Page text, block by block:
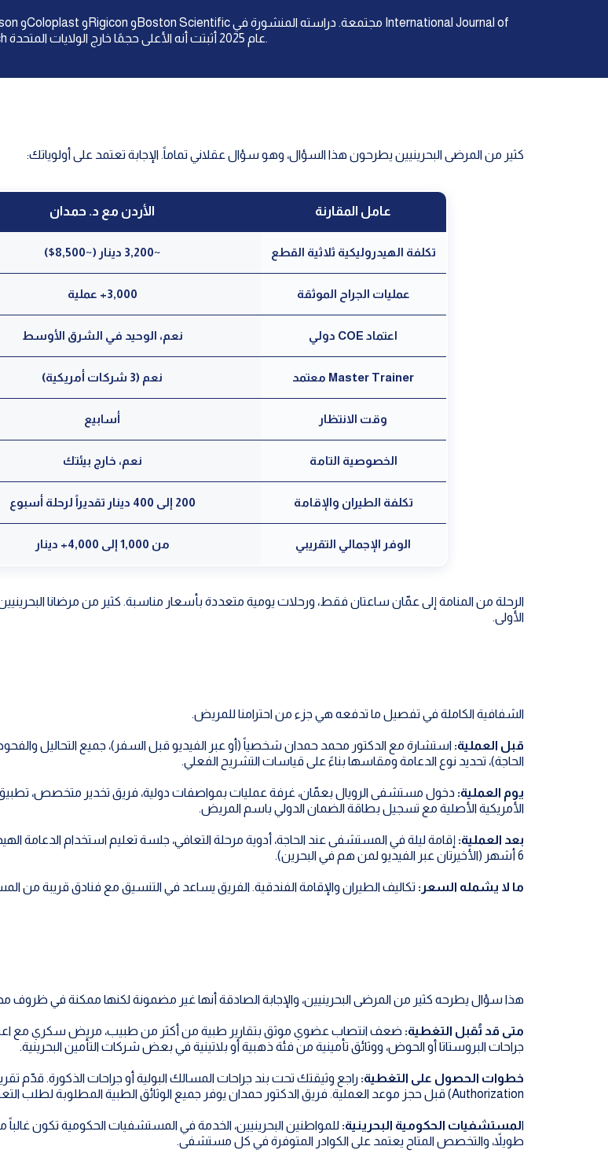
Impotence Research عام 2025 أثبتت أنه الأعلى حجمًا خارج الولايات المتحدة.
كثير من المرضى البحرينيين يطرحون هذا السؤال، وهو سؤال عقلاني تماماً. الإجابة تعتمد على أولوياتك:
عامل المقارنة الأردن مع د. حمدان
تكلفة الهيدروليكية ثلاثية القطع ~3,200 دينار (~8,500$)
عمليات الجراح الموثقة 3,000+ عملية
اعتماد COE دولي نعم، الوحيد في الشرق الأوسط
Master Trainer معتمد نعم (3 شركات أمريكية)
وقت الانتظار أسابيع
الخصوصية التامة نعم، خارج بيئتك
تكلفة الطيران والإقامة 200 إلى 400 دينار تقديراً لرحلة أسبوع
الوفر الإجمالي التقريبي من 1,000 إلى 4,000+ دينار
الرحلة من المنامة إلى عمّان ساعتان فقط، ورحلات يومية متعددة بأسعار مناسبة. كثير من مرضانا
الأولى.
الشفافية الكاملة في تفصيل ما تدفعه هي جزء من احترامنا للمريض.
قبل العملية: استشارة مع الدكتور محمد حمدان شخصياً (أو عبر الفيديو قبل السفر)، جميع التحاليل
الحاجة)، تحديد نوع الدعامة ومقاسها بناءً على قياسات التشريح الفعلي.
يوم العملية: دخول مستشفى الرويال بعمّان، غرفة عمليات بمواصفات دولية، فريق تخدير متخصص، تطبيق
الأمريكية الأصلية مع تسجيل بطاقة الضمان الدولي باسم المريض.
بعد العملية: إقامة ليلة في المستشفى عند الحاجة، أدوية مرحلة التعافي، جلسة تعليم استخدام
6 أشهر (الأخيرتان عبر الفيديو لمن هم في البحرين).
ما لا يشمله السعر: تكاليف الطيران والإقامة الفندقية. الفريق يساعد في التنسيق مع فنادق قريبة من
هذا سؤال يطرحه كثير من المرضى البحرينيين، والإجابة الصادقة أنها غير مضمونة لكنها ممكنة في ظروف
متى قد تُقبل التغطية: ضعف انتصاب عضوي موثق بتقارير طبية من أكثر من طبيب، مريض سكري مع
جراحات البروستاتا أو الحوض، ووثائق تأمينية من فئة ذهبية أو بلاتينية في بعض شركات التأمين البحرينية.
خطوات الحصول على التغطية:
Authorization) قبل حجز موعد العملية. فريق الدكتور حمدان يوفر جميع الوثائق الطبية المطلوبة لطلب التعويض من شركة تأمينك.
المستشفيات الحكومية البحرينية: للمواطنين البحرينيين، الخدمة في المستشفيات الحكومية تكون غالباً
طويلاً، والتخصص المتاح يعتمد على الكوادر المتوفرة في كل مستشفى.